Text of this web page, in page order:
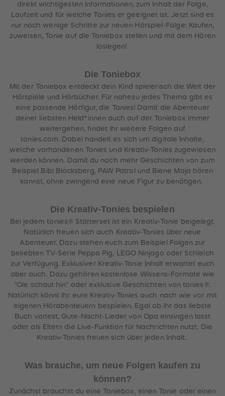
direkt wichtigesten Informationen, zum Inhalt der Folge,
Laufzeit und für welche Tonies er geeignet ist. Jetzt sind es
nur noch wenige Schritte zur neuen Hörspiel-Folge: Kaufen,
zuweisen, Tonie auf die Toniebox stellen und mit dem Hören
loslegen!
Die Toniebox
Mit der Toniebox entdeckt dein Kind spielerisch die Welt der
Hörspiele und Hörbücher. Für nahezu jedes Thema gibt es
eine passende Hörfigur, die Tonies! Damit die Abenteuer
deiner liebsten Held*innen auch auf der Toniebox immer
weitergehen, findet ihr weitere Folgen auf
tonies.com. Dabei handelt es sich um digitale Inhalte,
welche vorhandenen Tonies und Kreativ-Tonies zugewiesen
werden können. Damit du noch mehr Geschichten von zum
Beispiel Bibi Blocksberg, PAW Patrol und Biene Maja hören
kannst, ohne zwingend eine neue Figur zu benötigen.
Die Kreativ-Tonies bespielen
Bei jedem tonies® Starterset ist ein Kreativ-Tonie beigelegt.
Natürlich freuen sich auch Kreativ-Tonies über neue
Abenteuer. Dazu stehen euch zum Beispiel Folgen zur
beliebten TV-Serie Peppa Pig, LEGO Ninjago oder Schleich
zur Verfügung. Exklusiver Kreativ-Tonie Inhalt erwartet euch
aber auch. Dazu gehören kostenlose Wissens-Formate wie
"Ole schaut hin" oder exklusive Geschichten von tonies®.
Natürlich könnt ihr eure Kreativ-Tonies auch nach wie vor mit
eigenen Hörabenteuern bespielen. Egal ob ihr das liebste
Buch vorlest, Gute-Nacht-Lieder von Opa einsingen lasst
oder als Eltern die Live-Funktion für Nachrichten nutzt. Die
Kreativ-Tonies freuen sich über jeden Inhalt.
Was brauche, um neue Folgen kaufen zu
können?
Zunächst brauchst du eine Toniebox, einen Tonie oder einen